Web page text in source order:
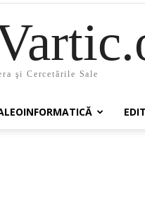
şi Cercetările Sale